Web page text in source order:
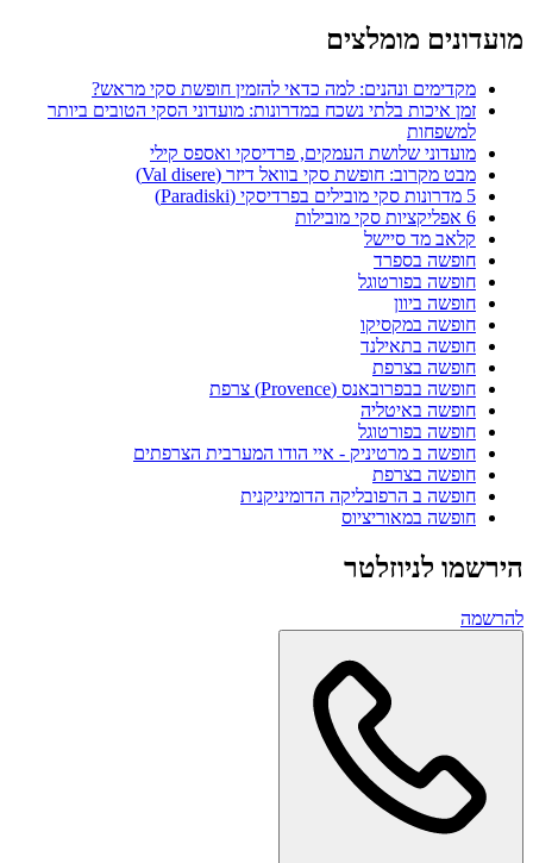
מועדונים מומלצים
מקדימים ונהנים: למה כדאי להזמין חופשת סקי מראש?
זמן איכות בלתי נשכח במדרונות: מועדוני הסקי הטובים ביותר
למשפחות
מועדוני שלושת העמקים, פרדיסקי ואספס קילי
מבט מקרוב: חופשת סקי בוואל דיזר (Val disere)
5 מדרונות סקי מובילים בפרדיסקי (Paradiski)
6 אפליקציות סקי מובילות
קלאב מד סיישל
חופשה בספרד
חופשה בפורטוגל
חופשה ביוון
חופשה במקסיקו
חופשה בתאילנד
חופשה בצרפת
חופשה בבפרובאנס (Provence) צרפת
חופשה באיטליה
חופשה בפורטוגל
חופשה ב מרטיניק - איי הודו המערבית הצרפתים
חופשה בצרפת
חופשה ב הרפובליקה הדומיניקנית
חופשה במאוריציוס
הירשמו לניוזלטר
להרשמה